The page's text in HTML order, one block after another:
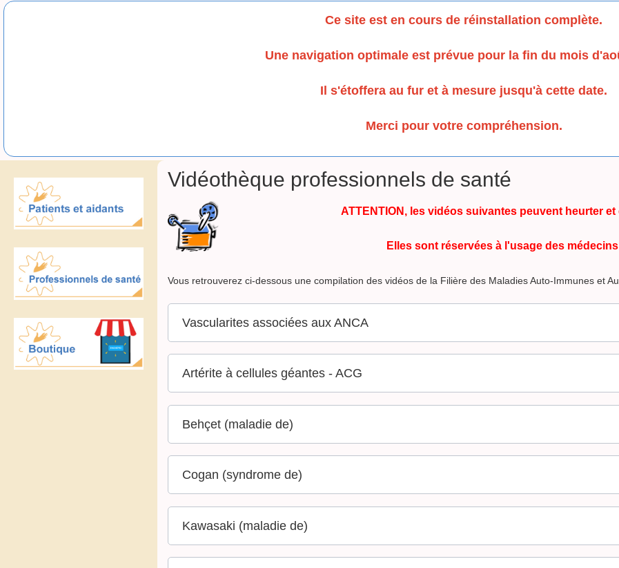
Ce site est en cours de réinstallation complète.
Une navigation optimale est prévue pour la fin du mois
Il s'étoffera au fur et à mesure jusqu'à cette date.
Merci pour votre compréhension.
Vidéothèque professionnels de santé
ATTENTION, les vidéos suivantes peuvent heurter
Elles sont réservées à l'usage des
Vous retrouverez ci-dessous une compilation des vidéos de la Filière des Maladies Auto-Immunes et
Vascularites associées aux ANCA
Artérite à cellules géantes - ACG
Behçet (maladie de)
Cogan (syndrome de)
Kawasaki (maladie de)